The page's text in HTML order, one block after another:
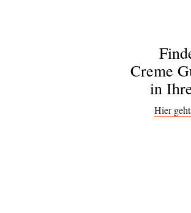
Creme
in
Hier